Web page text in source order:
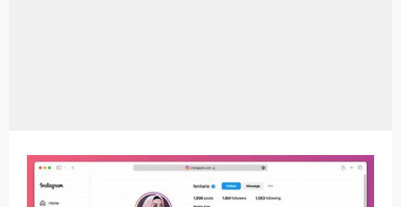
Bitcoin Miner Android: Apa Itu Dan Bagaimana Cara Menggunakannya